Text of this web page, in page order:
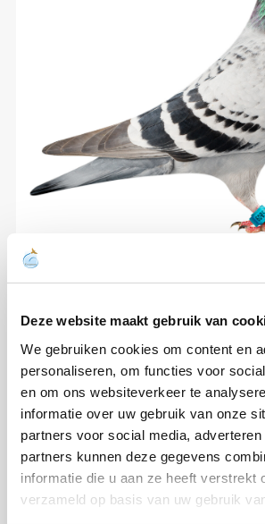
Deze website maakt gebruik van
We gebruiken cookies om content en
personaliseren, om functies voor
en om ons websiteverkeer te
informatie over uw gebruik van onze
partners voor social media,
partners kunnen deze gegevens
informatie die u aan ze heeft verstrekt
verzameld op basis van uw gebruik